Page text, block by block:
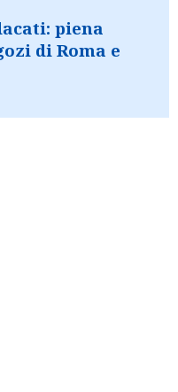
piena
di Roma e